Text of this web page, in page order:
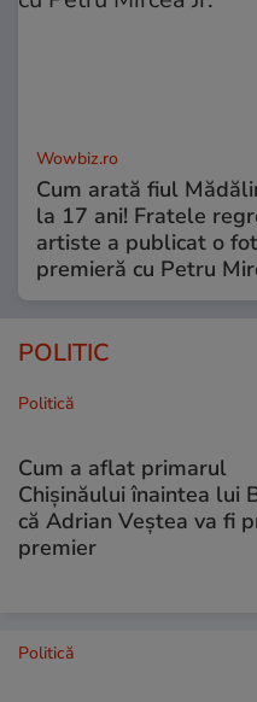
Wowbiz.ro
Cum arată fiul
la 17 ani! Fratele
artiste a publicat o
premieră cu Petru
POLITIC
Politică
Cum a aflat primarul
Chișinăului înaintea lui
că Adrian Veștea va fi
premier
Politică